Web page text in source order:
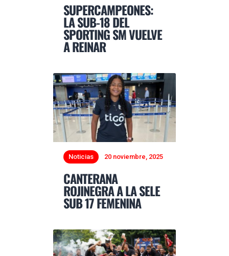
SUPERCAMPEONES:
LA SUB-18 DEL
SPORTING SM VUELVE
A REINAR
Noticias 20 noviembre, 2025
CANTERANA
ROJINEGRA A LA SELE
SUB 17 FEMENINA